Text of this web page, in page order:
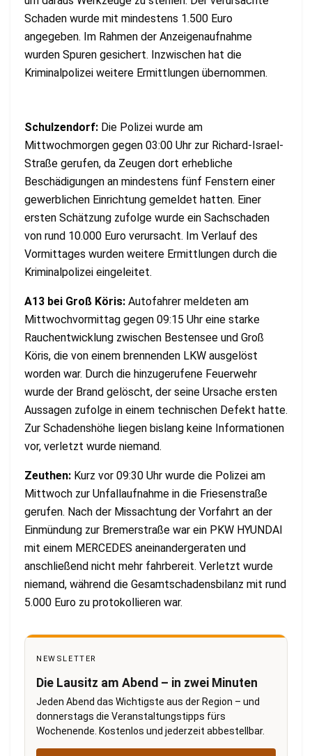
Schaden wurde mit mindestens 1.500 Euro
angegeben. Im Rahmen der Anzeigenaufnahme
wurden Spuren gesichert. Inzwischen hat die
Kriminalpolizei weitere Ermittlungen übernommen.
Schulzendorf: Die Polizei wurde am
Mittwochmorgen gegen 03:00 Uhr zur Richard-Israel-
Straße gerufen, da Zeugen dort erhebliche
Beschädigungen an mindestens fünf Fenstern einer
gewerblichen Einrichtung gemeldet hatten. Einer
ersten Schätzung zufolge wurde ein Sachschaden
von rund 10.000 Euro verursacht. Im Verlauf des
Vormittages wurden weitere Ermittlungen durch die
Kriminalpolizei eingeleitet.
A13 bei Groß Köris: Autofahrer meldeten am
Mittwochvormittag gegen 09:15 Uhr eine starke
Rauchentwicklung zwischen Bestensee und Groß
Köris, die von einem brennenden LKW ausgelöst
worden war. Durch die hinzugerufene Feuerwehr
wurde der Brand gelöscht, der seine Ursache ersten
Aussagen zufolge in einem technischen Defekt hatte.
Zur Schadenshöhe liegen bislang keine Informationen
vor, verletzt wurde niemand.
Zeuthen: Kurz vor 09:30 Uhr wurde die Polizei am
Mittwoch zur Unfallaufnahme in die Friesenstraße
gerufen. Nach der Missachtung der Vorfahrt an der
Einmündung zur Bremerstraße war ein PKW HYUNDAI
mit einem MERCEDES aneinandergeraten und
anschließend nicht mehr fahrbereit. Verletzt wurde
niemand, während die Gesamtschadensbilanz mit rund
5.000 Euro zu protokollieren war.
NEWSLETTER
Die Lausitz am Abend – in zwei Minuten
Jeden Abend das Wichtigste aus der Region – und
donnerstags die Veranstaltungstipps fürs
Wochenende. Kostenlos und jederzeit abbestellbar.